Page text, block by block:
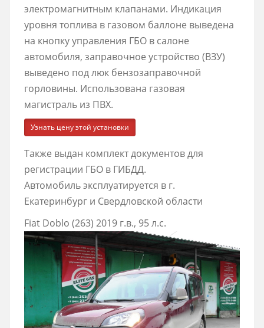
электромагнитным клапанами. Индикация
уровня топлива в газовом баллоне выведена
на кнопку управления ГБО в салоне
автомобиля, заправочное устройство (ВЗУ)
выведено под люк бензозаправочной
горловины. Использована газовая
магистраль из ПВХ.
Узнать цену этой установки
Также выдан комплект документов для
регистрации ГБО в ГИБДД.
Автомобиль эксплуатируется в г.
Екатеринбург и Свердловской области
Fiat Doblo (263) 2019 г.в., 95 л.с.